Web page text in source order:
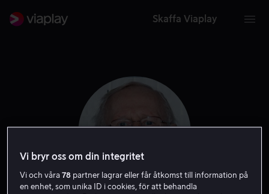
Skaffa Viaplay
Vi bryr oss om din integritet
Vi och våra78 partner lagrar eller får åtkomst till information på
en enhet, som unika ID i cookies, för att behandla